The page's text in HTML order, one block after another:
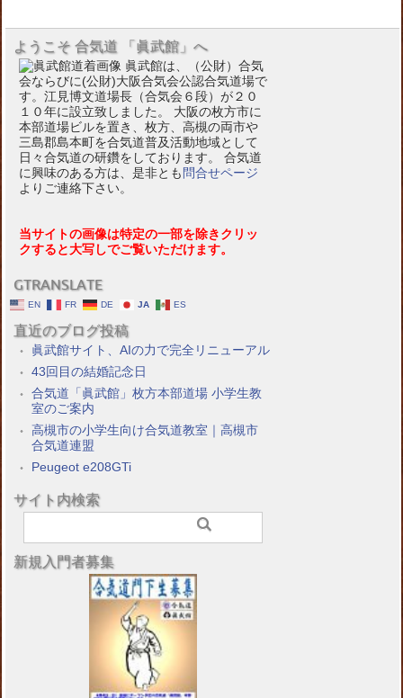
ようこそ 合気道 「眞武館」へ
眞武館は、（公財）合気
会ならびに(公財)大阪合気会公認合気道場で
す。江見博文道場長（合気会６段）が２０
１０年に設立致しました。 大阪の枚方市に
本部道場ビルを置き、枚方、高槻の両市や
三島郡島本町を合気道普及活動地域として
日々合気道の研鑽をしております。 合気道
に興味のある方は、是非とも 問合せページ
よりご連絡下さい。
当サイトの画像は特定の一部を除きクリッ
クすると大写しでご覧いただけます。
GTRANSLATE
EN FR DE JA ES
直近のブログ投稿
眞武館サイト、AIの力で完全リニューアル
43回目の結婚記念日
合気道「眞武館」枚方本部道場 小学生教
室のご案内
高槻市の小学生向け合気道教室｜高槻市
合気道連盟
Peugeot e208GTi
サイト内検索
新規入門者募集